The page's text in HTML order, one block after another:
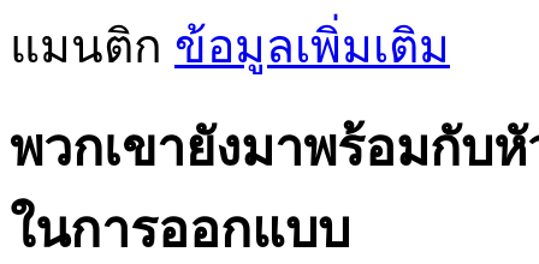
แมนติก ข้อมูลเพิ่มเติม
พวกเขายังมาพร้อมกับหั
ในการออกแบบ